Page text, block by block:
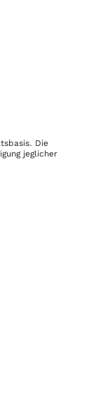
Die
jeglicher